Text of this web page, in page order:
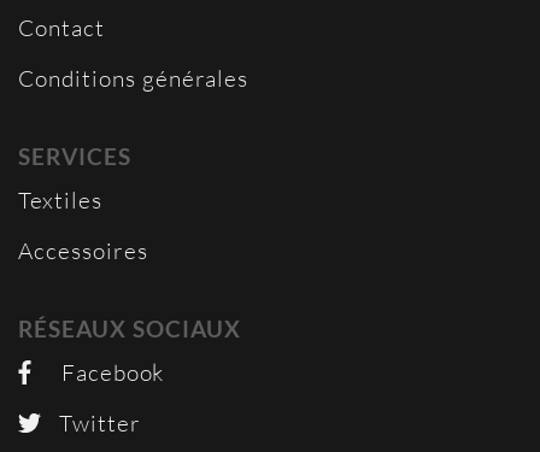
Contact
Conditions générales
SERVICES
Textiles
Accessoires
RÉSEAUX SOCIAUX
Facebook
Twitter